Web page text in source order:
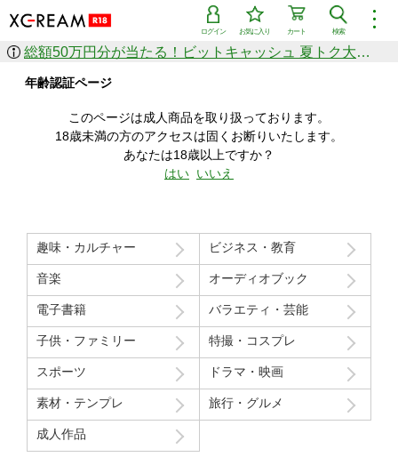
︙
検索
カート
お気に入り
ログイン
作品を探す
ジャンル
シリーズ
人気のセール中商品
新着セール中商品
すべての作品から探す
価格の安い順
価格の高い順
月間ランキング
年間ランキング
総額50万円分が当たる！ビットキャッシュ 夏トク大感謝祭
年齢認証ページ
このページは成人商品を取り扱っております。
18歳未満の方のアクセスは固くお断りいたします。
あなたは18歳以上ですか？
はい いいえ
趣味・カルチャー ビジネス・教育
音楽 オーディオブック
電子書籍 バラエティ・芸能
子供・ファミリー 特撮・コスプレ
スポーツ ドラマ・映画
素材・テンプレ 旅行・グルメ
成人作品